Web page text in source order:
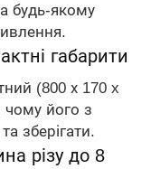
будь-якому
габарити
(800 х 170 x
чому його з
зберігати.
різу до 8